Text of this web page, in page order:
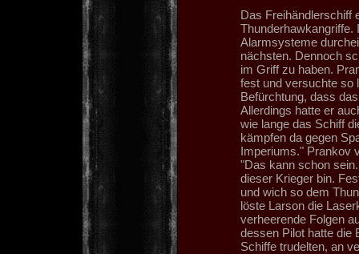
Das Freihändlerschiff
Thunderhawkangriffe.
Alarmsysteme
nächsten. Dennoch
im Griff zu haben.
fest und versuchte so
Befürchtung, dass
Allerdings hatte er
wie lange das Schiff
kämpfen da gegen
Imperiums." Prankov
"Das kann schon
dieser Krieger bin.
und wich so dem
löste Larson die
verheerende Folgen
dessen Pilot hatte die
Schiffe trudelten, an